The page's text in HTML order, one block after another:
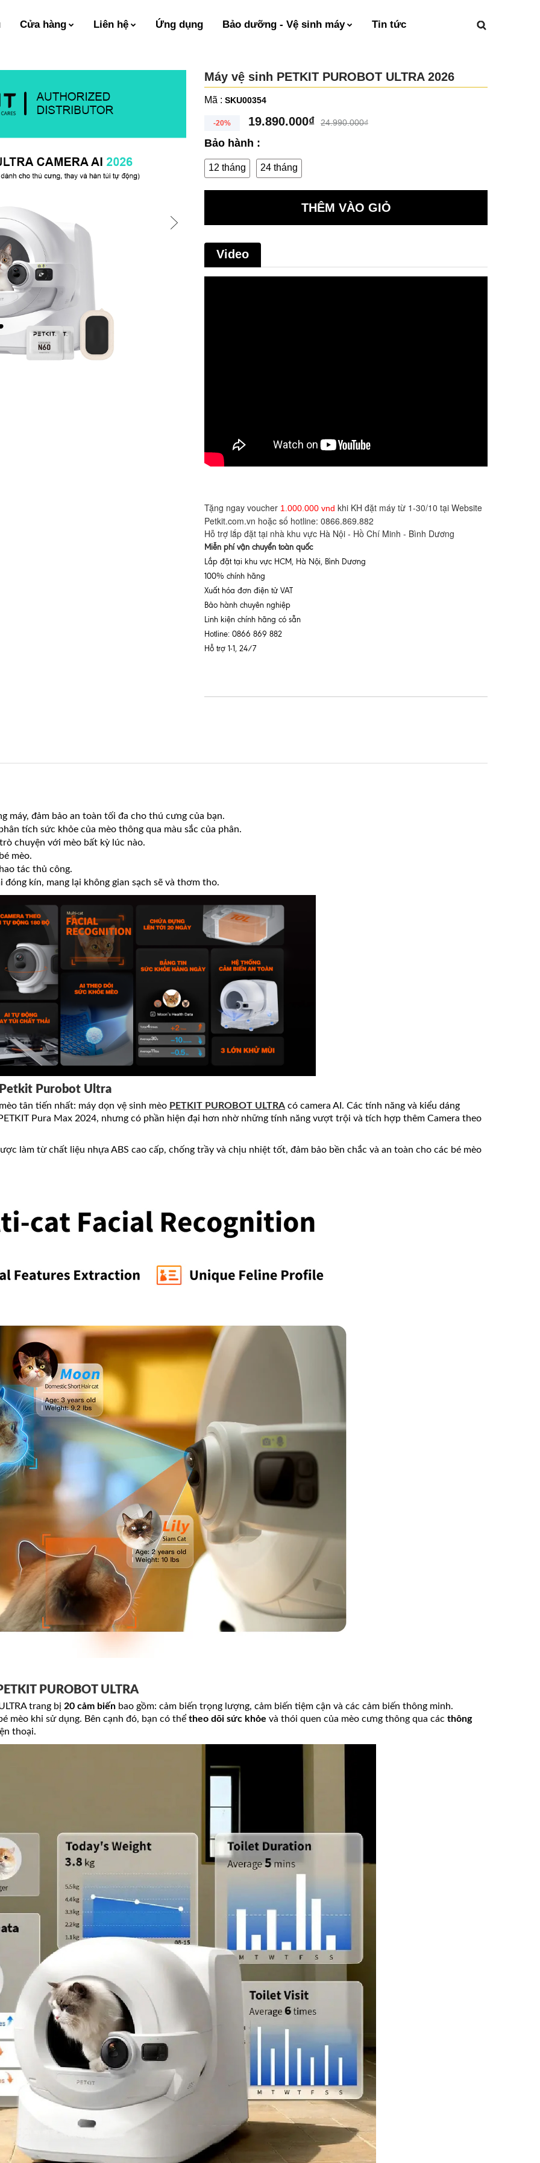
Cửa hàng Liên hệ Ứng dụng Bảo dưỡng - Vệ sinh máy Tin tức
Máy vệ sinh PETKIT PUROBOT ULTRA 2026
Mã : SKU00354
-20% 19.890.000₫ 24.990.000₫
Bảo hành :
12 tháng 24 tháng
THÊM VÀO GIỎ
Video
Tặng ngay voucher 1.000.000 vnd khi KH đặt máy từ 1-30/10 tại Website
Petkit.com.vn hoặc số hotline: 0866.869.882
Hỗ trợ lắp đặt tại nhà khu vực Hà Nội - Hồ Chí Minh - Bình Dương
Miễn phí vận chuyển toàn quốc
Lắp đặt tại khu vực HCM, Hà Nội, Bình Dương
100% chính hãng
Xuất hóa đơn điện tử VAT
Bảo hành chuyên nghiệp
Linh kiện chính hãng có sẵn
Hotline: 0866 869 882
Hỗ trợ 1-1, 24/7
máy, đảm bảo an toàn tối đa cho thú cưng của bạn.
tích sức khỏe của mèo thông qua màu sắc của phân.
chuyện với mèo bất kỳ lúc nào.
mèo.
tác thủ công.
kín, mang lại không gian sạch sẽ và thơm tho.
Petkit Purobot Ultra
tân tiến nhất: máy dọn vệ sinh mèo PETKIT PUROBOT ULTRA có camera AI. Các tính năng và kiểu dáng
Pura Max 2024, nhưng có phần hiện đại hơn nhờ những tính năng vượt trội và tích hợp thêm Camera theo
làm từ chất liệu nhựa ABS cao cấp, chống trầy và chịu nhiệt tốt, đảm bảo bền chắc và an toàn cho các bé mèo
PUROBOT ULTRA
trang bị 20 cảm biến bao gồm: cảm biến trọng lượng, cảm biến tiệm cận và các cảm biến thông minh.
mèo khi sử dụng. Bên cạnh đó, bạn có thể theo dõi sức khỏe và thói quen của mèo cưng thông qua các thông
thoại.